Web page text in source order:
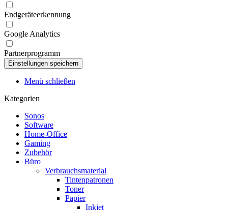
Endgeräteerkennung
Google Analytics
Partnerprogramm
Menü schließen
Kategorien
Sonos
Software
Home-Office
Gaming
Zubehör
Büro
Verbrauchsmaterial
Tintenpatronen
Toner
Papier
Inkjet